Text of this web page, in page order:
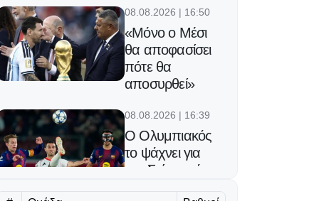
08.08.2026 | 16:50
«Μόνο ο Μέσι
θα αποφασίσει
πότε θα
αποσυρθεί»
08.08.2026 | 16:39
Ο Ολυμπιακός
το ψάχνει για
τον Σκίρι από